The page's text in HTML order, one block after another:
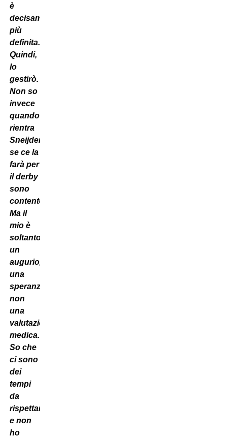
è
decisamente
più
definita.
Quindi,
lo
gestirò.
Non so
invece
quando
rientra
Sneijder,
se ce la
farà per
il derby
sono
contento.
Ma il
mio è
soltanto
un
augurio,
una
speranza,
non
una
valutazione
medica.
So che
ci sono
dei
tempi
da
rispettare
e non
ho